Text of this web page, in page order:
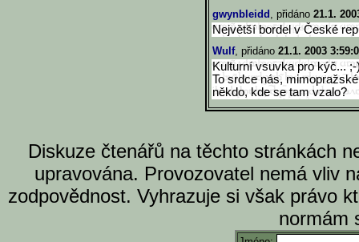
gwynbleidd , přidáno 21.1.
Největší bordel v České
Wulf, přidáno 21.1. 2003
Kulturní vsuvka pro kýč... ;-
To srdce nás,
někdo, kde se tam vzalo?
Diskuze čtenářů na těchto stránkách
upravována. Provozovatel nemá vliv
zodpovědnost. Vyhrazuje si však právo
normám